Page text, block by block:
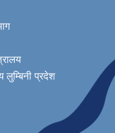
लुम्बिनी प्रदेश